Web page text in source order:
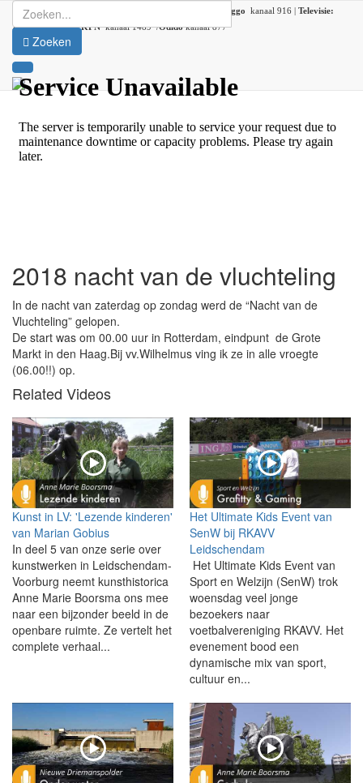
Radio:107.2 FM | Ziggo kanaal 916 | Televisie:
Ziggokanaal 41 /KPNkanaal 1489 /Odidokanaal 877
Zoeken
2018 nacht van de vluchteling
In de nacht van zaterdag op zondag werd de “Nacht van de
Vluchteling” gelopen.
De start was om 00.00 uur in Rotterdam, eindpunt de Grote
Markt in den Haag.Bij vv.Wilhelmus ving ik ze in alle vroegte
(06.00!!) op.
Related Videos
Kunst in LV: 'Lezende kinderen'
van Marian Gobius
In deel 5 van onze serie over
kunstwerken in Leidschendam-
Voorburg neemt kunsthistorica
Anne Marie Boorsma ons mee
naar een bijzonder beeld in de
openbare ruimte. Ze vertelt het
complete verhaal...
Het Ultimate Kids Event van
SenW bij RKAVV
Leidschendam
Het Ultimate Kids Event van
Sport en Welzijn (SenW) trok
woensdag veel jonge
bezoekers naar
voetbalvereniging RKAVV. Het
evenement bood een
dynamische mix van sport,
cultuur en...